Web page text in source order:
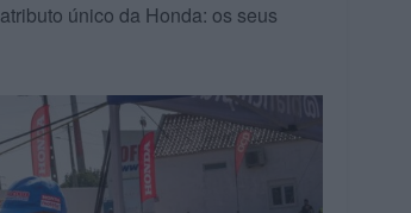
único da Honda: os seus